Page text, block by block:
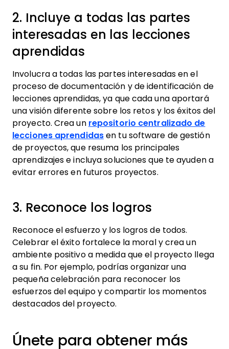
2. Incluye a todas las partes
interesadas en las lecciones
aprendidas
Involucra a todas las partes interesadas en el
proceso de documentación y de identificación de
lecciones aprendidas, ya que cada una aportará
una visión diferente sobre los retos y los éxitos del
proyecto. Crea un repositorio centralizado de
lecciones aprendidas en tu software de gestión
de proyectos, que resuma los principales
aprendizajes e incluya soluciones que te ayuden a
evitar errores en futuros proyectos.
3. Reconoce los logros
Reconoce el esfuerzo y los logros de todos.
Celebrar el éxito fortalece la moral y crea un
ambiente positivo a medida que el proyecto llega
a su fin. Por ejemplo, podrías organizar una
pequeña celebración para reconocer los
esfuerzos del equipo y compartir los momentos
destacados del proyecto.
Únete para obtener más